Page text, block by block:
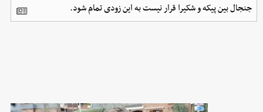
جنجال بین پیکه و شکیرا قرار نیست به این زودی تمام شود.